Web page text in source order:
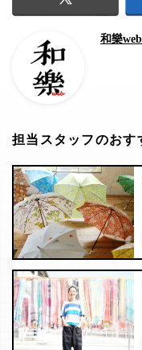
和樂
担当スタッフのおす